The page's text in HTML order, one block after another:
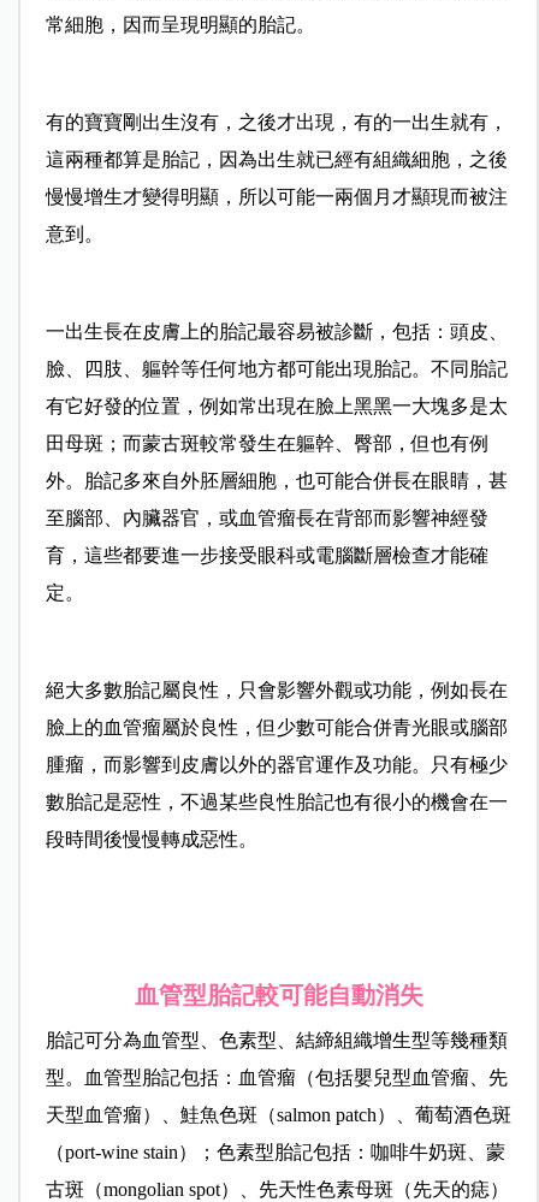
常細胞，因而呈現明顯的胎記。
有的寶寶剛出生沒有，之後才出現，有的一出生就有，
這兩種都算是胎記，因為出生就已經有組織細胞，之後
慢慢增生才變得明顯，所以可能一兩個月才顯現而被注
意到。
一出生長在皮膚上的胎記最容易被診斷，包括：頭皮、
臉、四肢、軀幹等任何地方都可能出現胎記。不同胎記
有它好發的位置，例如常出現在臉上黑黑一大塊多是太
田母斑；而蒙古斑較常發生在軀幹、臀部，但也有例
外。胎記多來自外胚層細胞，也可能合併長在眼睛，甚
至腦部、內臟器官，或血管瘤長在背部而影響神經發
育，這些都要進一步接受眼科或電腦斷層檢查才能確
定。
絕大多數胎記屬良性，只會影響外觀或功能，例如長在
臉上的血管瘤屬於良性，但少數可能合併青光眼或腦部
腫瘤，而影響到皮膚以外的器官運作及功能。只有極少
數胎記是惡性，不過某些良性胎記也有很小的機會在一
段時間後慢慢轉成惡性。
血管型胎記較可能自動消失
胎記可分為血管型、色素型、結締組織增生型等幾種類
型。血管型胎記包括：血管瘤（包括嬰兒型血管瘤、先
天型血管瘤）、鮭魚色斑（salmon patch）、葡萄酒色斑
（port-wine stain）；色素型胎記包括：咖啡牛奶斑、蒙
古斑（mongolian spot）、先天性色素母斑（先天的痣）